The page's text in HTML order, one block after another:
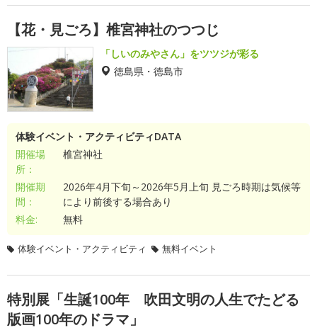
【花・見ごろ】椎宮神社のつつじ
「しいのみやさん」をツツジが彩る
徳島県・徳島市
体験イベント・アクティビティDATA
開催場
所：
椎宮神社
開催期
間：
2026年4月下旬～2026年5月上旬 見ごろ時期は気候等
により前後する場合あり
料金:
無料
体験イベント・アクティビティ 無料イベント
特別展「生誕100年 吹田文明の人生でたどる
版画100年のドラマ」